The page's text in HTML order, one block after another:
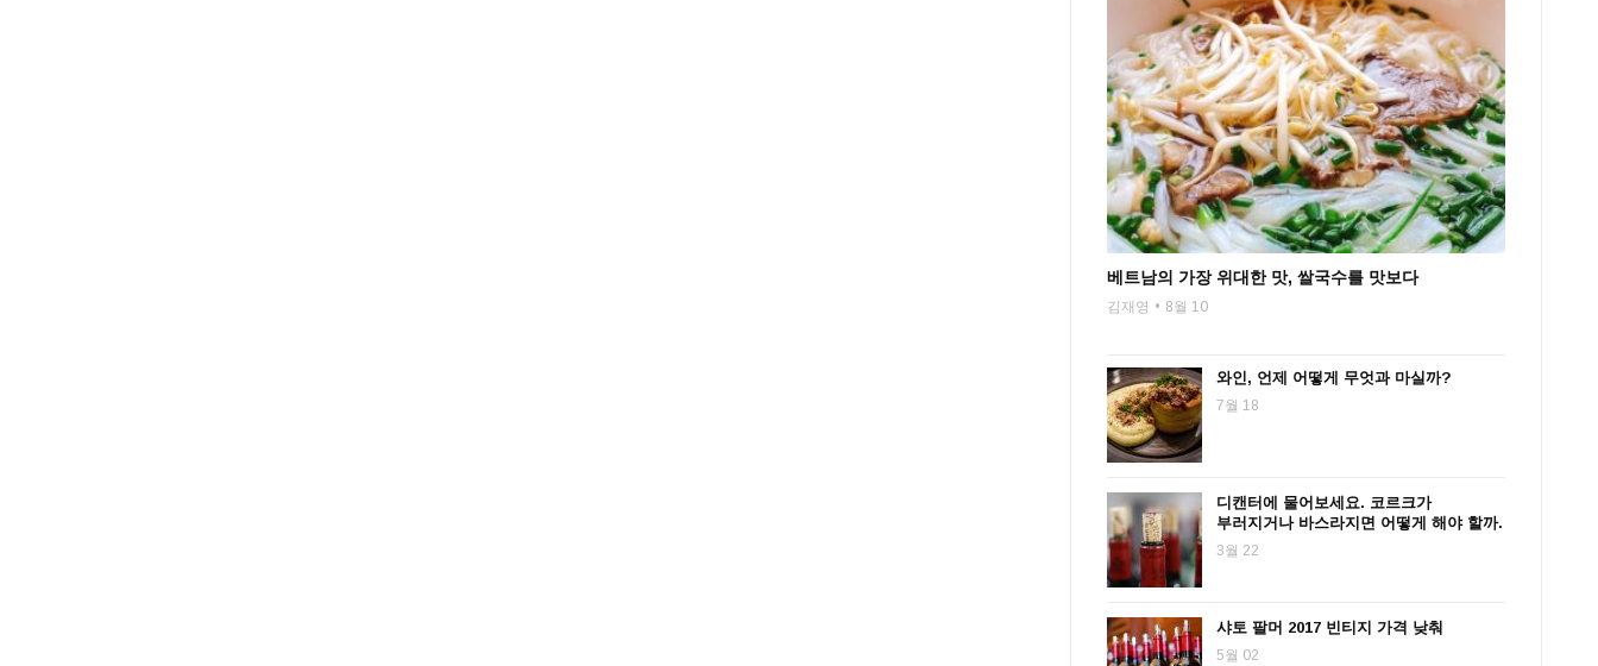
베트남의 가장 위대한 맛, 쌀국수를 맛보다
김재영 8월 10
와인, 언제 어떻게 무엇과 마실까?
7월 18
디캔터에 물어보세요. 코르크가
부러지거나 바스라지면 어떻게 해야 할까.
3월 22
샤토 팔머 2017 빈티지 가격 낮춰
5월 02